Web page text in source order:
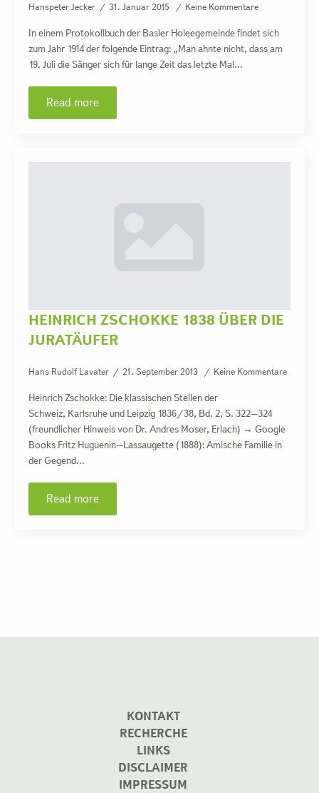
Hanspeter Jecker 31. Januar 2015 Keine Kommentare
In einem Protokollbuch der Basler Holeegemeinde findet sich
zum Jahr 1914 der folgende Eintrag: „Man ahnte nicht, dass am
19. Juli die Sänger sich für lange Zeit das letzte Mal…
Read more
HEINRICH ZSCHOKKE 1838 ÜBER DIE
JURATÄUFER
Hans Rudolf Lavater 21. September 2013 Keine Kommentare
Heinrich Zschokke: Die klassischen Stellen der
Schweiz, Karlsruhe und Leipzig 1836/38, Bd. 2, S. 322–324
(freundlicher Hinweis von Dr. Andres Moser, Erlach) → Google
Books Fritz Huguenin–Lassaugette (1888): Amische Familie in
der Gegend…
Read more
KONTAKT
RECHERCHE
LINKS
DISCLAIMER
IMPRESSUM